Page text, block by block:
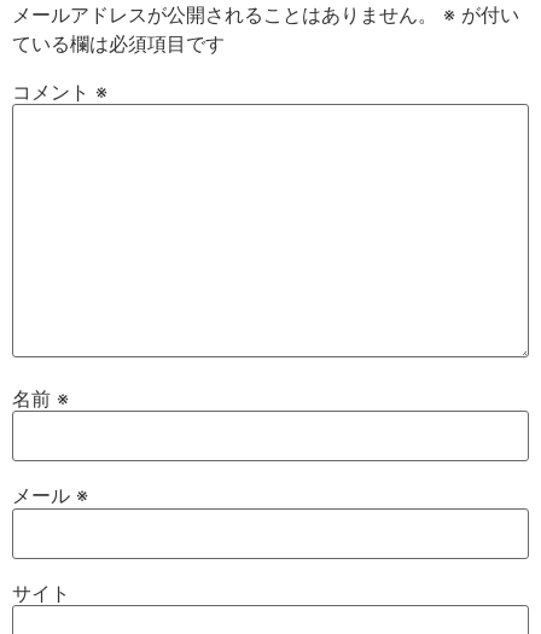
メールアドレスが公開されることはありません。 ※ が付い
ている欄は必須項目です
コメント ※
名前 ※
メール ※
サイト